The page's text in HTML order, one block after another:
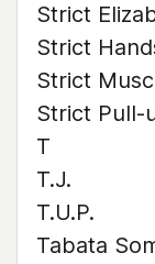
Strict
Strict
Strict
Strict Pull-
T
T.J.
T.U.P.
Tabata